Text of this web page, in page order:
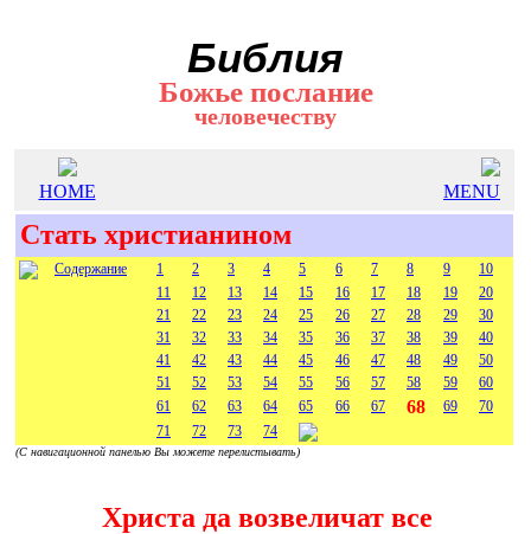
Библия
Божье послание
человечеству
HOME MENU
Стать христианином
Содержание 1 2 3 4 5 6 7 8 9
10
11
12 13 14 15 16 17 18 19
20
21
22 23 24 25 26 27 28 29
30
31
32 33 34 35 36 37 38 39
40
41
42 43 44 45 46 47 48 49
50
51
52 53 54 55 56 57 58 59
60
61
62 63 64 65 66 67 68 69
70
71
72 73 74
(С навигационной панелью Вы можете перелистывать)
Христа да возвеличат все